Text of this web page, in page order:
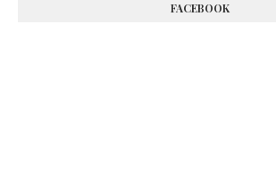
FACEBOOK